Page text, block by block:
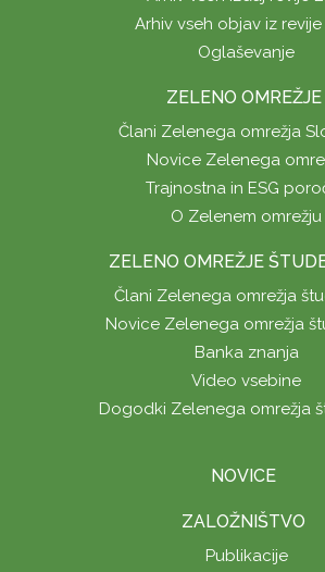
Arhiv vseh objav iz revije
Oglaševanje
ZELENO OMREŽJE
Člani Zelenega omrežja
Novice Zelenega
Trajnostna in ESG
O Zelenem omrežju
ZELENO OMREŽJE
Člani Zelenega omrežja
Novice Zelenega omrežja
Banka znanja
Video vsebine
Dogodki Zelenega omrežja
NOVICE
ZALOŽNIŠTVO
Publikacije